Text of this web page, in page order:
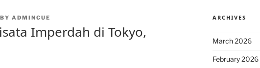
BY ADMINCUE
Imperdah di Tokyo,
ARCHIVES
March 2026
February 2026